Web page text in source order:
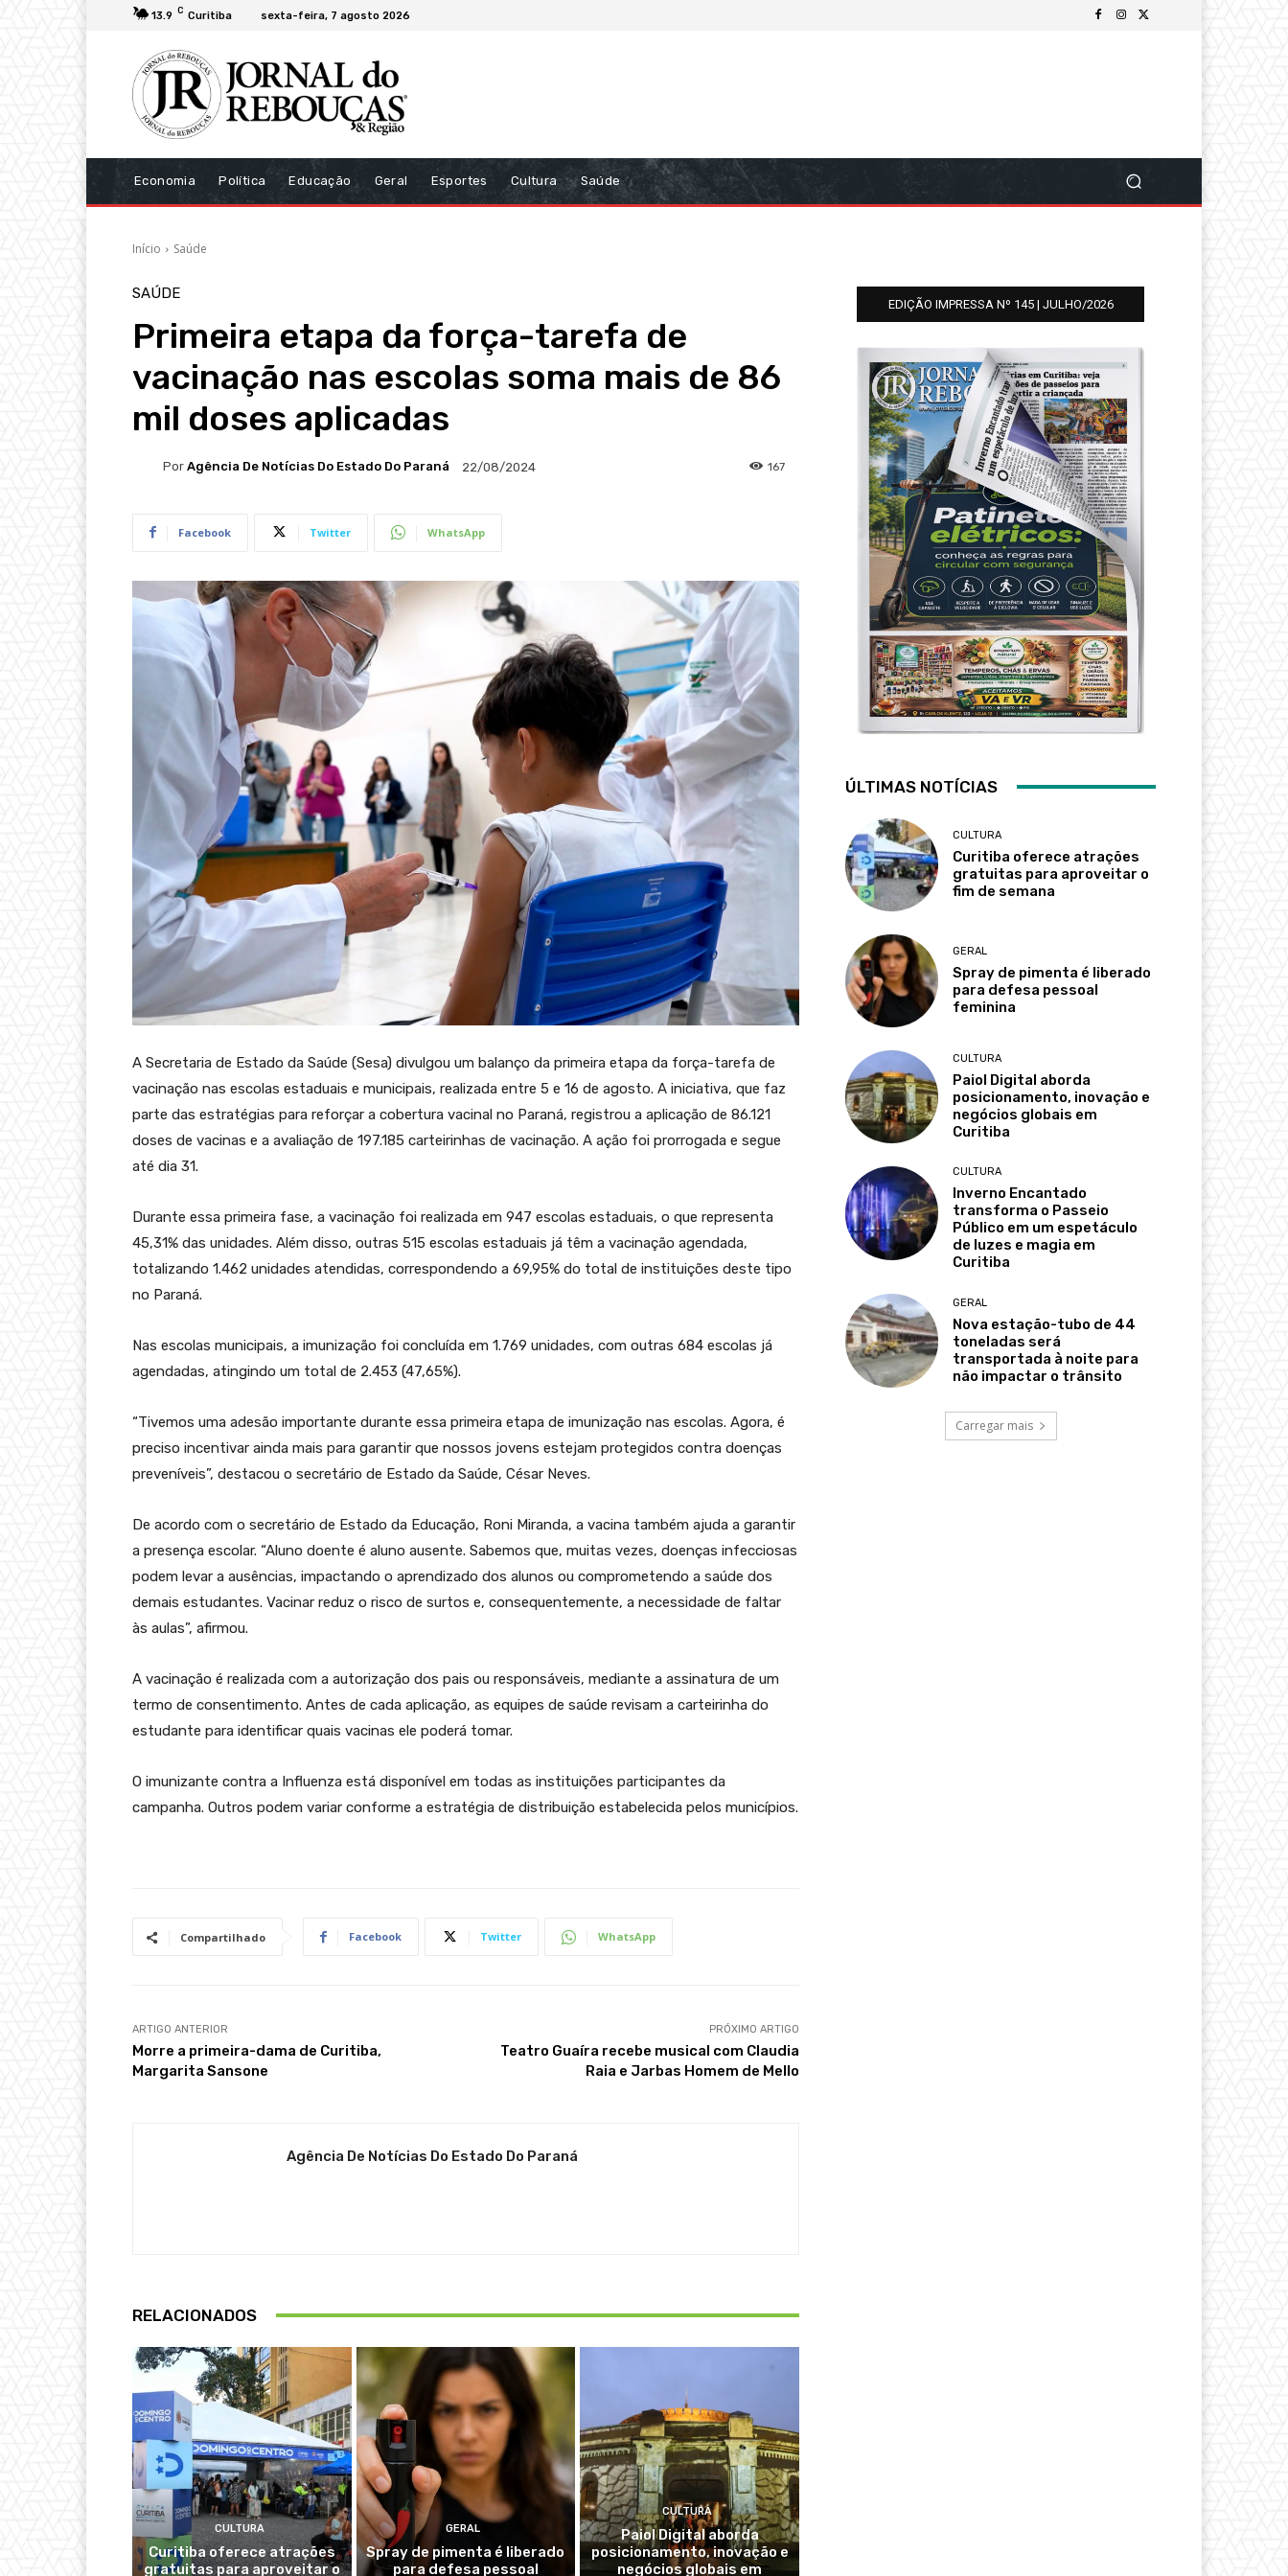
13.9 C Curitiba sexta-feira, 7 agosto 2026
Economia Política Educação Geral Esportes Cultura Saúde
Início Saúde
SAÚDE
Primeira etapa da força-tarefa de
vacinação nas escolas soma mais de 86
mil doses aplicadas
Por Agência De Notícias Do Estado Do Paraná 22/08/2024 167
Facebook Twitter WhatsApp
A Secretaria de Estado da Saúde (Sesa) divulgou um balanço da primeira etapa da força-tarefa de
vacinação nas escolas estaduais e municipais, realizada entre 5 e 16 de agosto. A iniciativa, que faz
parte das estratégias para reforçar a cobertura vacinal no Paraná, registrou a aplicação de 86.121
doses de vacinas e a avaliação de 197.185 carteirinhas de vacinação. A ação foi prorrogada e segue
até dia 31.
Durante essa primeira fase, a vacinação foi realizada em 947 escolas estaduais, o que representa
45,31% das unidades. Além disso, outras 515 escolas estaduais já têm a vacinação agendada,
totalizando 1.462 unidades atendidas, correspondendo a 69,95% do total de instituições deste tipo
no Paraná.
Nas escolas municipais, a imunização foi concluída em 1.769 unidades, com outras 684 escolas já
agendadas, atingindo um total de 2.453 (47,65%).
“Tivemos uma adesão importante durante essa primeira etapa de imunização nas escolas. Agora, é
preciso incentivar ainda mais para garantir que nossos jovens estejam protegidos contra doenças
preveníveis”, destacou o secretário de Estado da Saúde, César Neves.
De acordo com o secretário de Estado da Educação, Roni Miranda, a vacina também ajuda a garantir
a presença escolar. “Aluno doente é aluno ausente. Sabemos que, muitas vezes, doenças infecciosas
podem levar a ausências, impactando o aprendizado dos alunos ou comprometendo a saúde dos
demais estudantes. Vacinar reduz o risco de surtos e, consequentemente, a necessidade de faltar
às aulas”, afirmou.
A vacinação é realizada com a autorização dos pais ou responsáveis, mediante a assinatura de um
termo de consentimento. Antes de cada aplicação, as equipes de saúde revisam a carteirinha do
estudante para identificar quais vacinas ele poderá tomar.
O imunizante contra a Influenza está disponível em todas as instituições participantes da
campanha. Outros podem variar conforme a estratégia de distribuição estabelecida pelos municípios.
Compartilhado Facebook Twitter WhatsApp
ARTIGO ANTERIOR
Morre a primeira-dama de Curitiba,
Margarita Sansone
PRÓXIMO ARTIGO
Teatro Guaíra recebe musical com Claudia
Raia e Jarbas Homem de Mello
Agência De Notícias Do Estado Do Paraná
RELACIONADOS
CULTURA
Curitiba oferece atrações
gratuitas para aproveitar o
GERAL
Spray de pimenta é liberado
para defesa pessoal
CULTURA
Paiol Digital aborda
posicionamento, inovação e
negócios globais em
EDIÇÃO IMPRESSA Nº 145 | JULHO/2026
ÚLTIMAS NOTÍCIAS
CULTURA
Curitiba oferece atrações
gratuitas para aproveitar o
fim de semana
GERAL
Spray de pimenta é liberado
para defesa pessoal
feminina
CULTURA
Paiol Digital aborda
posicionamento, inovação e
negócios globais em
Curitiba
CULTURA
Inverno Encantado
transforma o Passeio
Público em um espetáculo
de luzes e magia em
Curitiba
GERAL
Nova estação-tubo de 44
toneladas será
transportada à noite para
não impactar o trânsito
Carregar mais